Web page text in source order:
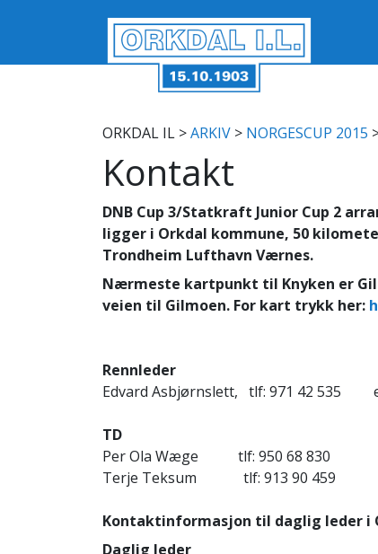
ORKDAL IL >ARKIV > NORGESCUP 2015
Kontakt
DNB Cup 3/Statkraft Junior Cup 2
ligger i Orkdal kommune, 50
Trondheim Lufthavn Værnes.
Nærmeste kartpunkt til Knyken er
veien til Gilmoen. For kart trykk her:
Rennleder
Edvard Asbjørnslett, tlf: 971 42 535
TD
Per Ola Wæge tlf: 950 68
Terje Teksum tlf: 913 90
Kontaktinformasjon til daglig leder i
Daglig leder